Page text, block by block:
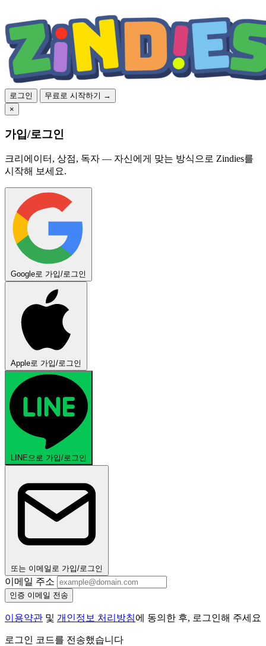
로그인
무료로 시작하기 →
×
가입/로그인
크리에이터, 상점, 독자 — 자신에게 맞는 방식으로 Zindies를
시작해 보세요.
Google로 가입/로그인
Apple로 가입/로그인
LINE으로 가입/로그인
또는 이메일로 가입/로그인
이메일 주소
인증 이메일 전송
이용약관 및 개인정보 처리방침에 동의한 후, 로그인해 주세요
로그인 코드를 전송했습니다